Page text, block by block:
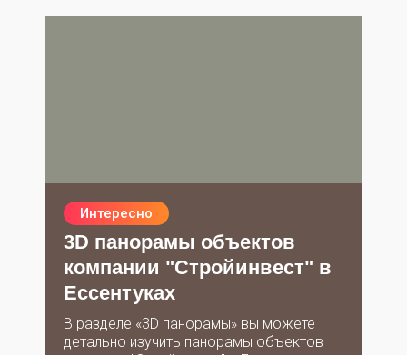
Интересно
3D панорамы объектов
компании "Стройинвест" в
Ессентуках
В разделе «3D панорамы» вы можете
детально изучить панорамы объектов